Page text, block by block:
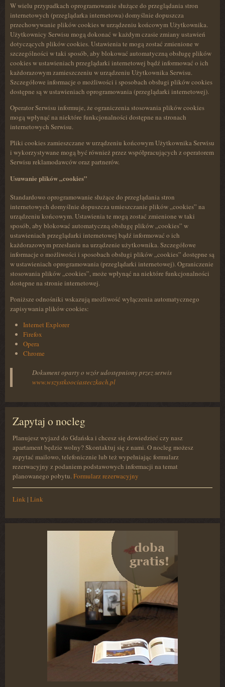
W wielu przypadkach oprogramowanie służące do przeglądania stron
internetowych (przeglądarka internetowa) domyślnie dopuszcza
przechowywanie plików cookies w urządzeniu końcowym Użytkownika.
Użytkownicy Serwisu mogą dokonać w każdym czasie zmiany ustawień
dotyczących plików cookies. Ustawienia te mogą zostać zmienione w
szczególności w taki sposób, aby blokować automatyczną obsługę plików
cookies w ustawieniach przeglądarki internetowej bądź informować o ich
każdorazowym zamieszczeniu w urządzeniu Użytkownika Serwisu.
Szczegółowe informacje o możliwości i sposobach obsługi plików cookies
dostępne są w ustawieniach oprogramowania (przeglądarki internetowej).
Operator Serwisu informuje, że ograniczenia stosowania plików cookies
mogą wpłynąć na niektóre funkcjonalności dostępne na stronach
internetowych Serwisu.
Pliki cookies zamieszczane w urządzeniu końcowym Użytkownika Serwisu
i wykorzystywane mogą być również przez współpracujących z operatorem
Serwisu reklamodawców oraz partnerów.
Usuwanie plików „cookies”
Standardowo oprogramowanie służące do przeglądania stron
internetowych domyślnie dopuszcza umieszczanie plików „cookies” na
urządzeniu końcowym. Ustawienia te mogą zostać zmienione w taki
sposób, aby blokować automatyczną obsługę plików „cookies” w
ustawieniach przeglądarki internetowej bądź informować o ich
każdorazowym przesłaniu na urządzenie użytkownika. Szczegółowe
informacje o możliwości i sposobach obsługi plików „cookies” dostępne są
w ustawieniach oprogramowania (przeglądarki internetowej). Ograniczenie
stosowania plików „cookies”, może wpłynąć na niektóre funkcjonalności
dostępne na stronie internetowej.
Poniższe odnośniki wskazują możliwość wyłączenia automatycznego
zapisywania plików cookies:
Internet Explorer
Firefox
Opera
Chrome
Dokument oparty o wzór udostępniony przez serwis
www.wszystkoociasteczkach.pl
Zapytaj o nocleg
Planujesz wyjazd do Gdańska i chcesz się dowiedzieć czy nasz
apartament będzie wolny? Skontaktuj się z nami. O nocleg możesz
zapytać mailowo, telefonicznie lub też wypełniając formularz
rezerwacyjny z podaniem podstawowych informacji na temat
planowanego pobytu. Formularz rezerwacyjny
Link | Link